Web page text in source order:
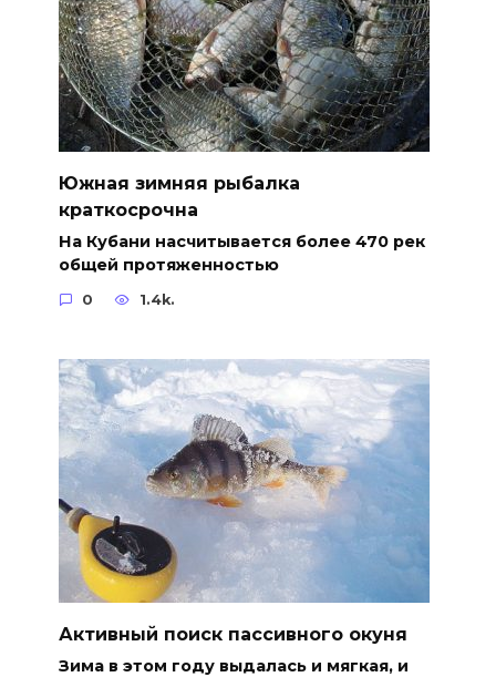
Южная зимняя рыбалка
краткосрочна
На Кубани насчитывается более 470 рек
общей протяженностью
0 1.4k.
Активный поиск пассивного окуня
Зима в этом году выдалась и мягкая, и